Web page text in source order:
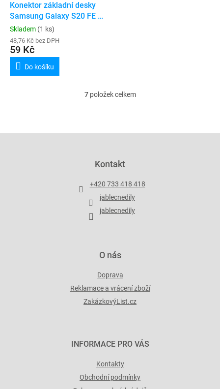
Konektor základní desky
Samsung Galaxy S20 FE /
A71 / A70 / A51 / A40
(G780F / A715F / A705F /
A515F / A405F) (78 Pin)
(Service Pack)
Skladem (1 ks)
48,76 Kč bez DPH
59 Kč
Do košíku
O
d
í
r
v
k
y
s
7položek celkem
Kontakt
+420 733 418 418
jablecnedily
jablecnedily
O nás
Doprava
Reklamace a vrácení zboží
ZakázkovýList.cz
INFORMACE PRO VÁS
Kontakty
Obchodní podmínky